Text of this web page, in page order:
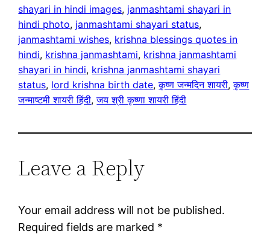
shayari in hindi images, janmashtami shayari in
hindi photo, janmashtami shayari status
janmashtami wishes, krishna blessings quotes in
hindi, krishna janmashtami, krishna janmashtami
shayari in hindi, krishna janmashtami shayari
status, lord krishna birth date, कृष्ण जन्मदिन शायरी, कृष्ण
जन्माष्टमी शायरी हिंदी, जय श्री कृष्णा शायरी हिंदी
Leave a Reply
Your email address will not be published.
Required fields are marked *